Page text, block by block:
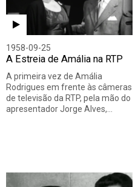
1958-09-25
A Estreia de Amália na RTP
A primeira vez de Amália
Rodrigues em frente às câmeras
de televisão da RTP, pela mão do
apresentador Jorge Alves,…